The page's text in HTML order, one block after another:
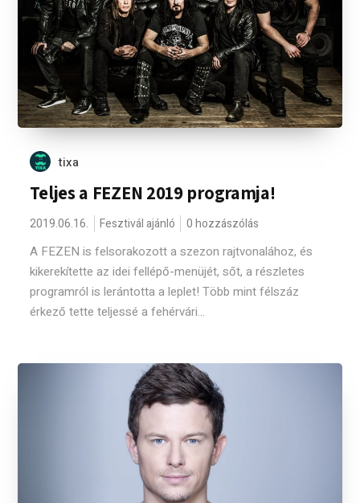
tixa
Teljes a FEZEN 2019 programja!
2019.06.16. Fesztivál ajánló 0 hozzászólás
A FEZEN is felsorakozott a szezon rajtvonalához, és
kikerekítette az idei fellépő-menüjét, sőt, a részletes
programról is lerántotta a leplet! Több mint félszáz
érkező tette teljessé a fehérvári...